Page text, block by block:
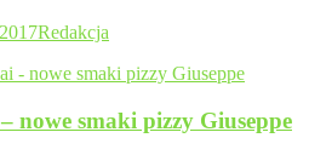
Redakcja
nowe smaki pizzy Giuseppe